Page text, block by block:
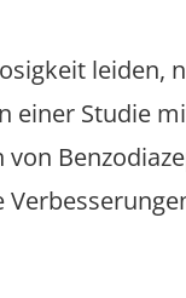
leiden,
einer Studie